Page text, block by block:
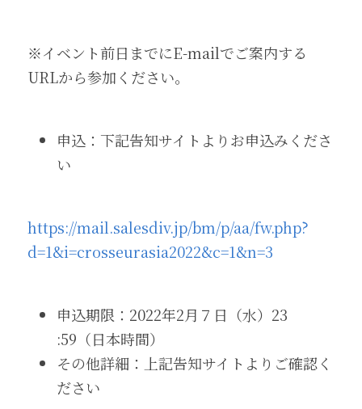
※イベント前日までにE-mailでご案内する
URLから参加ください。
申込：下記告知サイトよりお申込みくださ
い
https://mail.salesdiv.jp/bm/p/aa/fw.php?
d=1&i=crosseurasia2022&c=1&n=3
申込期限：2022年2月７日（水）23
:59（日本時間）
その他詳細：上記告知サイトよりご確認く
ださい